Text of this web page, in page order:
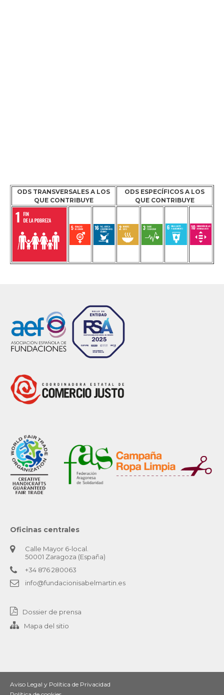
ODS TRANSVERSALES A LOS
QUE CONTRIBUYE
ODS ESPECÍFICOS A LOS
QUE CONTRIBUYE
Oficinas centrales
Calle Mayor 6-local.
50001 Zaragoza (España)
+34 876 280063
info@fundacionisabelmartin.es
Dossier de prensa
Mapa del sitio
Aviso Legal y Política de Privacidad